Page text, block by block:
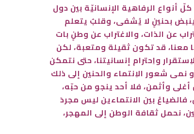
أنواع الرفاهية الإنسانيّة بين دول
بحنينٍ لا يُشفى، وقلبٌ يتعلم
عن الذات، والاغتراب عن وطنٍ بات
معنا، قد تكون ثقيلة ومتعبة، لكن
واِحترام إنسانيتنا، حتى نتمكن
نمى شعور الاِنتماء والحنين إلى ذلك
وأثمن، فلا أحد ينجو من حبّه،
فالضياعُ بين الانتماءين ليس مجردَ
نحمل ثقافة الوطن إلى المهجر،